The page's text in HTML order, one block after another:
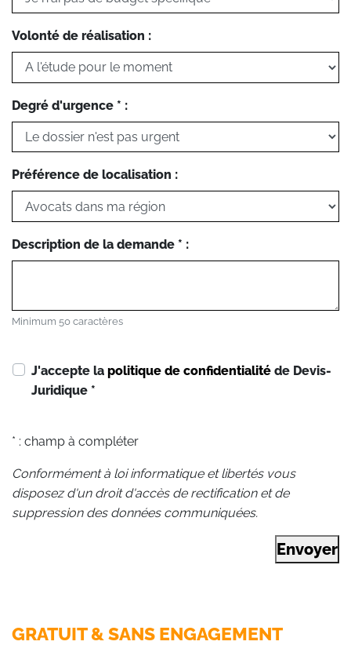
Volonté de réalisation :
Degré d'urgence * :
Préférence de localisation :
Description de la demande * :
Minimum 50 caractères
J'accepte la politique de confidentialité de Devis-
Juridique *
* : champ à compléter
Conformément à loi informatique et libertés vous
disposez d'un droit d'accès de rectification et de
suppression des données communiquées.
Envoyer
GRATUIT & SANS ENGAGEMENT